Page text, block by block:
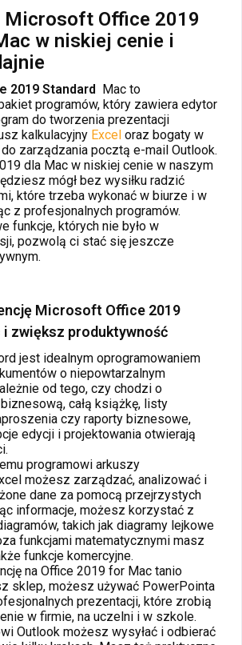
Microsoft Office 2019
w niskiej cenie i
2019 Standard Mac to
programów, który zawiera edytor
do tworzenia prezentacji
kalkulacyjny Excel oraz bogaty w
zarządzania pocztą e-mail Outlook.
dla Mac w niskiej cenie w naszym
mógł bez wysiłku radzić
które trzeba wykonać w biurze i w
z profesjonalnych programów.
funkcje, których nie było w
pozwolą ci stać się jeszcze
Microsoft Office 2019
i zwiększ produktywność
jest idealnym oprogramowaniem
o niepowtarzalnym
od tego, czy chodzi o
całą książkę, listy
czy raporty biznesowe,
edycji i projektowania otwierają
programowi arkuszy
możesz zarządzać, analizować i
dane za pomocą przejrzystych
informacje, możesz korzystać z
takich jak diagramy lejkowe
funkcjami matematycznymi masz
funkcje komercyjne.
na Office 2019 for Mac tanio
sklep, możesz używać PowerPointa
prezentacji, które zrobią
w firmie, na uczelni i w szkole.
Outlook możesz wysyłać i odbierać